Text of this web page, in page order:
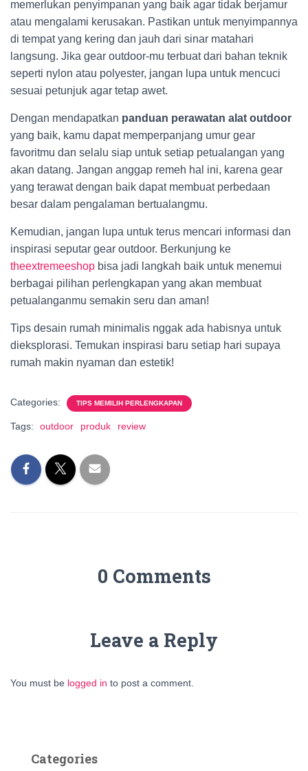
memerlukan penyimpanan yang baik agar tidak berjamur
atau mengalami kerusakan. Pastikan untuk menyimpannya
di tempat yang kering dan jauh dari sinar matahari
langsung. Jika gear outdoor-mu terbuat dari bahan teknik
seperti nylon atau polyester, jangan lupa untuk mencuci
sesuai petunjuk agar tetap awet.
Dengan mendapatkan panduan perawatan alat outdoor
yang baik, kamu dapat memperpanjang umur gear
favoritmu dan selalu siap untuk setiap petualangan yang
akan datang. Jangan anggap remeh hal ini, karena gear
yang terawat dengan baik dapat membuat perbedaan
besar dalam pengalaman bertualangmu.
Kemudian, jangan lupa untuk terus mencari informasi dan
inspirasi seputar gear outdoor. Berkunjung ke
theextremeeshop bisa jadi langkah baik untuk menemui
berbagai pilihan perlengkapan yang akan membuat
petualanganmu semakin seru dan aman!
Tips desain rumah minimalis nggak ada habisnya untuk
dieksplorasi. Temukan inspirasi baru setiap hari supaya
rumah makin nyaman dan estetik!
Categories: TIPS MEMILIH PERLENGKAPAN
Tags: outdoor produk review
0 Comments
Leave a Reply
You must be logged in to post a comment.
Categories